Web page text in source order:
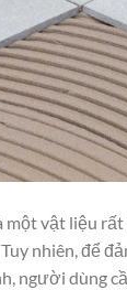
một vật liệu
nhiên, để
người dùng